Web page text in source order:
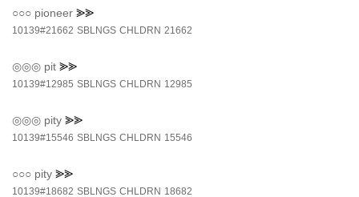
○○○ pioneer ⪢⪢
10139#21662 SBLNGS CHLDRN 21662
◎◎◎ pit ⪢⪢
10139#12985 SBLNGS CHLDRN 12985
◎◎◎ pity ⪢⪢
10139#15546 SBLNGS CHLDRN 15546
○○○ pity ⪢⪢
10139#18682 SBLNGS CHLDRN 18682